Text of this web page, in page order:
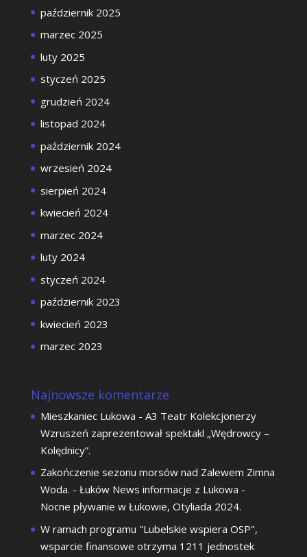
październik 2025
marzec 2025
luty 2025
styczeń 2025
grudzień 2024
listopad 2024
październik 2024
wrzesień 2024
sierpień 2024
kwiecień 2024
marzec 2024
luty 2024
styczeń 2024
październik 2023
kwiecień 2023
marzec 2023
Najnowsze komentarze
Mieszkaniec Lukowa - A3 Teatr Kolekcjonerzy
Wzruszeń zaprezentował spektakl „Wędrowcy –
Kolędnicy”.
Zakończenie sezonu morsów nad Zalewem Zimna
Woda. - Łuków News informacje z Lukowa -
Nocne pływanie w Łukowie, Otyliada 2024.
W ramach programu "Lubelskie wspiera OSP",
wsparcie finansowe otrzyma 1211 jednostek